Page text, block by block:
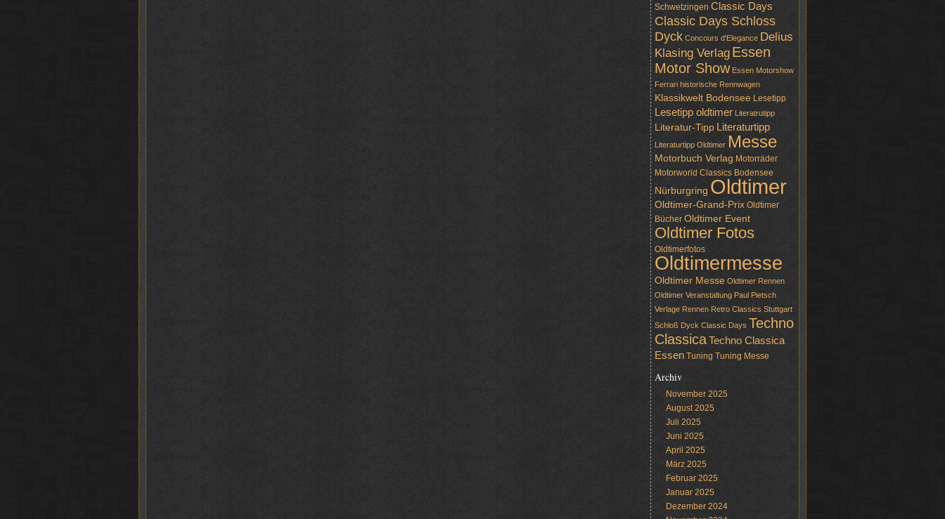
Schwetzingen Classic Days
Classic Days Schloss
Dyck Concours d'Elegance Delius
Klasing Verlag Essen
Motor Show Essen Motorshow
Ferrari historische Rennwagen
Klassikwelt Bodensee Lesetipp
Lesetipp oldtimer Literatrutipp
Literatur-Tipp Literaturtipp
Literaturtipp Oldtimer Messe
Motorbuch Verlag Motorräder
Motorworld Classics Bodensee
Nürburgring Oldtimer
Oldtimer-Grand-Prix Oldtimer
Bücher Oldtimer Event
Oldtimer Fotos
Oldtimerfotos
Oldtimermesse
Oldtimer Messe Oldtimer Rennen
Oldtimer Veranstaltung Paul Pietsch
Verlage Rennen Retro Classics Stuttgart
Schloß Dyck Classic Days Techno
ClassicaTechno Classica
Essen Tuning Tuning Messe
Archiv
November 2025
August 2025
Juli 2025
Juni 2025
April 2025
März 2025
Februar 2025
Januar 2025
Dezember 2024